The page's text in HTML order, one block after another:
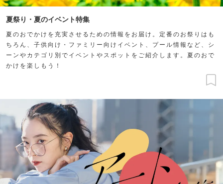
夏祭り・夏のイベント特集
夏のおでかけを充実させるための情報をお届け。定番のお祭りはも
ちろん、子供向け・ファミリー向けイベント、プール情報など、シ
ーンやカテゴリ別でイベントやスポットをご紹介します。夏のおで
かけを楽しもう！